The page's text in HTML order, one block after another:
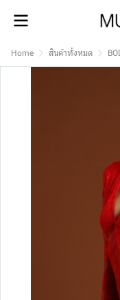
Home สินค้าทั้งหมด